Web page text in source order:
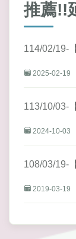
推薦!!
114/02/19-
2025-02-19
113/10/03-
2024-10-03
108/03/19-
2019-03-19